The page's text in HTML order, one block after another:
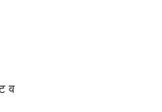
व